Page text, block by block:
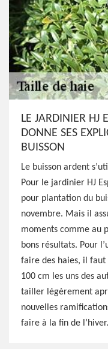
LE JARDINIER HJ
DONNE SES
BUISSON
Le buisson ardent
Pour le jardinier HJ
pour plantation du
novembre. Mais il
moments comme au
bons résultats. Pour
faire des haies, il faut
100 cm les uns des
tailler légèrement
nouvelles
faire à la fin de l’hiver.